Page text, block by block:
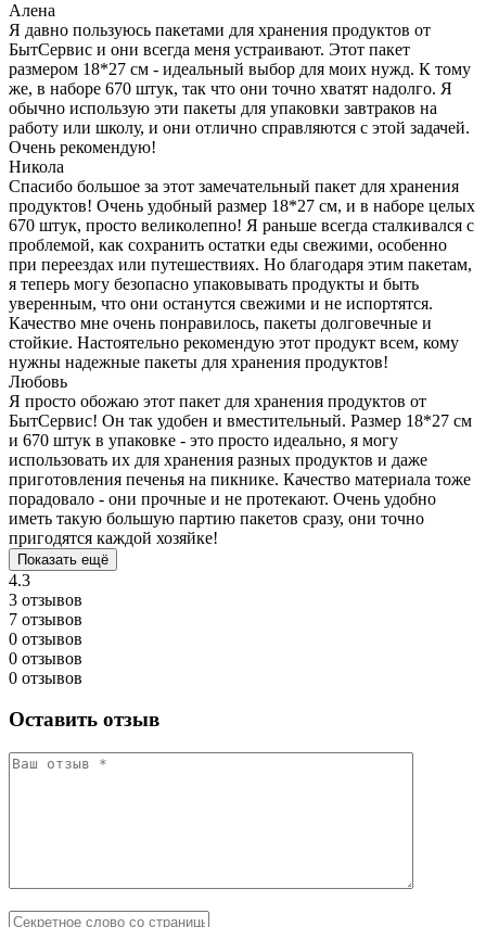
Алена
Я давно пользуюсь пакетами для хранения продуктов от
БытСервис и они всегда меня устраивают. Этот пакет
размером 18*27 см - идеальный выбор для моих нужд. К тому
же, в наборе 670 штук, так что они точно хватят надолго. Я
обычно использую эти пакеты для упаковки завтраков на
работу или школу, и они отлично справляются с этой задачей.
Очень рекомендую!
Никола
Спасибо большое за этот замечательный пакет для хранения
продуктов! Очень удобный размер 18*27 см, и в наборе целых
670 штук, просто великолепно! Я раньше всегда сталкивался с
проблемой, как сохранить остатки еды свежими, особенно
при переездах или путешествиях. Но благодаря этим пакетам,
я теперь могу безопасно упаковывать продукты и быть
уверенным, что они останутся свежими и не испортятся.
Качество мне очень понравилось, пакеты долговечные и
стойкие. Настоятельно рекомендую этот продукт всем, кому
нужны надежные пакеты для хранения продуктов!
Любовь
Я просто обожаю этот пакет для хранения продуктов от
БытСервис! Он так удобен и вместительный. Размер 18*27 см
и 670 штук в упаковке - это просто идеально, я могу
использовать их для хранения разных продуктов и даже
приготовления печенья на пикнике. Качество материала тоже
порадовало - они прочные и не протекают. Очень удобно
иметь такую большую партию пакетов сразу, они точно
пригодятся каждой хозяйке!
Показать ещё
4.3
3 отзывов
7 отзывов
0 отзывов
0 отзывов
0 отзывов
Оставить отзыв